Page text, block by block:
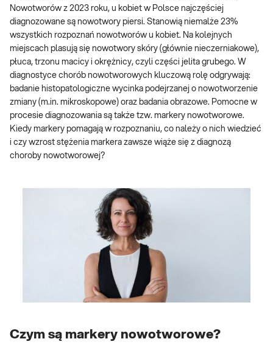
Nowotworów z 2023 roku, u kobiet w Polsce najczęściej
diagnozowane są nowotwory piersi. Stanowią niemalże 23%
wszystkich rozpoznań nowotworów u kobiet. Na kolejnych
miejscach plasują się nowotwory skóry (głównie nieczerniakowe),
płuca, trzonu macicy i okrężnicy, czyli części jelita grubego. W
diagnostyce chorób nowotworowych kluczową rolę odgrywają:
badanie histopatologiczne wycinka podejrzanej o nowotworzenie
zmiany (m.in. mikroskopowe) oraz badania obrazowe. Pomocne w
procesie diagnozowania są także tzw. markery nowotworowe.
Kiedy markery pomagają w rozpoznaniu, co należy o nich wiedzieć
i czy wzrost stężenia markera zawsze wiąże się z diagnozą
choroby nowotworowej?
Czym są markery nowotworowe?